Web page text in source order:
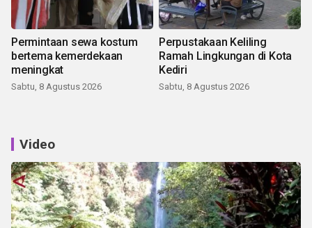
Permintaan sewa kostum
bertema kemerdekaan
meningkat
Sabtu, 8 Agustus 2026
Perpustakaan Keliling
Ramah Lingkungan di Kota
Kediri
Sabtu, 8 Agustus 2026
Video